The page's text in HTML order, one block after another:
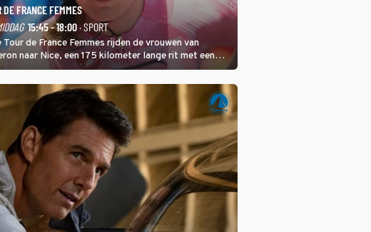
DE FRANCE FEMMES
15:45 - 18:00· SPORT
Tour de France Femmes rijden de vrouwen van
naar Nice, een 175 kilometer lange rit met een
klim in het midden. Dat is mogelijk niet de
hindernis, dat is de temperatuur. Het kan in Nice
bloedheet worden.